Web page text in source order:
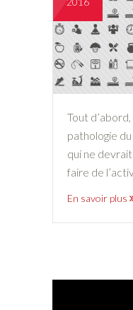
Tout
pathologie
qui ne
faire de
En savoir plus